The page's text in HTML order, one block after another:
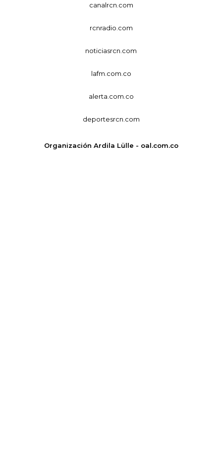
canalrcn.com
rcnradio.com
noticiasrcn.com
lafm.com.co
alerta.com.co
deportesrcn.com
Organización Ardila Lülle - oal.com.co